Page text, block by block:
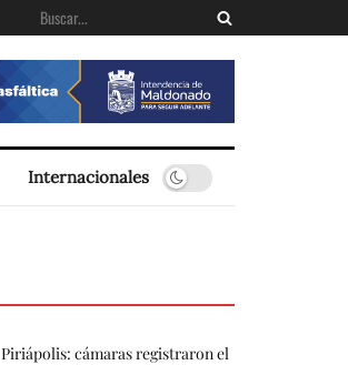
Internacionales
Piriápolis: cámaras registraron el